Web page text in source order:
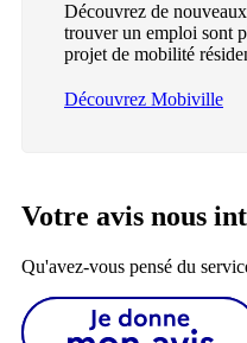
Découvrez de
trouver un emploi sont
projet de mobilité
Découvrez Mobiville
Votre avis nous
Qu'avez-vous pensé du